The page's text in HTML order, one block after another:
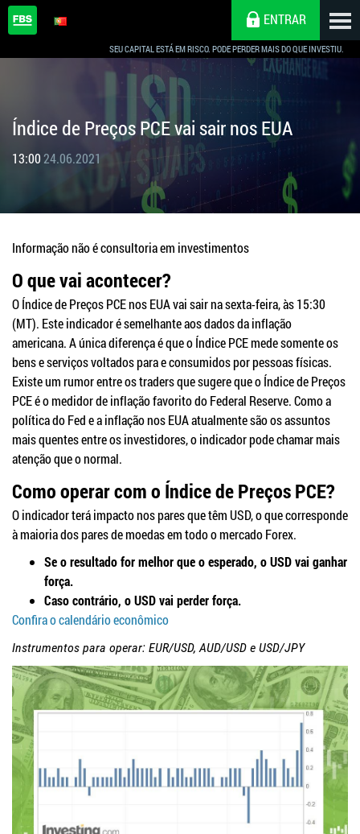
SEU CAPITAL ESTÁ EM RISCO. PODE PERDER MAIS DO QUE INVESTIU.
ENTRAR
Índice de Preços PCE vai sair nos EUA
13:00 24.06.2021
Informação não é consultoria em investimentos
O que vai acontecer?
O Índice de Preços PCE nos EUA vai sair na sexta-feira, às 15:30
(MT). Este indicador é semelhante aos dados da inflação
americana. A única diferença é que o Índice PCE mede somente os
bens e serviços voltados para e consumidos por pessoas físicas.
Existe um rumor entre os traders que sugere que o Índice de Preços
PCE é o medidor de inflação favorito do Federal Reserve. Como a
política do Fed e a inflação nos EUA atualmente são os assuntos
mais quentes entre os investidores, o indicador pode chamar mais
atenção que o normal.
Como operar com o Índice de Preços PCE?
O indicador terá impacto nos pares que têm USD, o que corresponde
à maioria dos pares de moedas em todo o mercado Forex.
Se o resultado for melhor que o esperado, o USD vai ganhar
força.
Caso contrário, o USD vai perder força.
Confira o calendário econômico
Instrumentos para operar: EUR/USD, AUD/USD e USD/JPY